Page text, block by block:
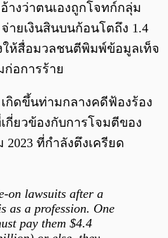
างว่าตนเองถูกโจทก์กลุ่ม
ายเงินสินบนก้อนโตถึง 1.4
ห้สื่อมวลชนตีพิมพ์ข้อมูลเท็จ
ก่อการร้าย
กิดขึ้นท่ามกลางคดีฟ้องร้อง
กี่ยวข้องกับการโจมตีของ
ที่กำลังตึงเครียด
on lawsuits after a
as a profession. One
pay them $4.4